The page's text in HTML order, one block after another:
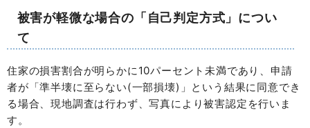
被害が軽微な場合の「自己判定方式」につい
て
住家の損害割合が明らかに10パーセント未満であり、申請
者が「準半壊に至らない(一部損壊)」という結果に同意でき
る場合、現地調査は行わず、写真により被害認定を行いま
す。